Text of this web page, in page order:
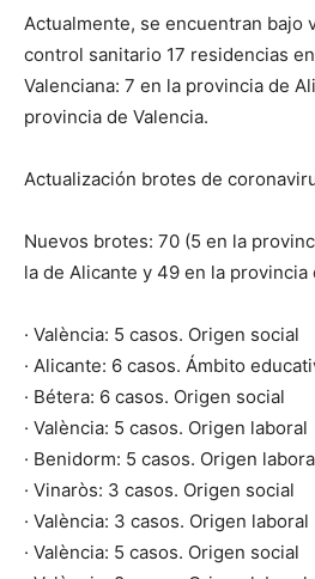
Actualmente, se encuentran bajo
control sanitario 17 residencias
Valenciana: 7 en la provincia de
provincia de Valencia.
Actualización brotes de
Nuevos brotes: 70 (5 en la
la de Alicante y 49 en la provincia
· València: 5 casos. Origen social
· Alicante: 6 casos. Ámbito
· Bétera: 6 casos. Origen social
· València: 5 casos. Origen laboral
· Benidorm: 5 casos. Origen
· Vinaròs: 3 casos. Origen social
· València: 3 casos. Origen laboral
· València: 5 casos. Origen social